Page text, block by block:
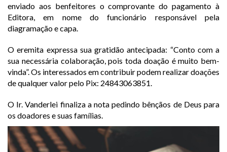
enviado aos benfeitores o comprovante do pagamento à
Editora, em nome do funcionário responsável pela
diagramação e capa.
O eremita expressa sua gratidão antecipada: “Conto com a
sua necessária colaboração, pois toda doação é muito bem-
vinda”. Os interessados em contribuir podem realizar doações
de qualquer valor pelo Pix: 24843063851.
O Ir. Vanderlei finaliza a nota pedindo bênçãos de Deus para
os doadores e suas famílias.